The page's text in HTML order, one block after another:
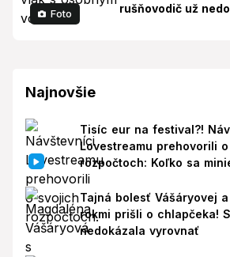
Foto
rušňovodič už
Najnovšie
Tisíc eur na festival?!
Lovestreamu prehovorili
rozpočtoch: Koľko sa
Tajná bolesť Vášáryovej
rokmi prišli o chlapčeka!
nedokázala vyrovnať